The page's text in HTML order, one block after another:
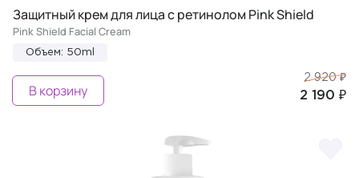
Защитный крем для лица с ретинолом Pink Shield
Pink Shield Facial Cream
Объем: 50ml
2 920 ₽
2 190 ₽
В корзину